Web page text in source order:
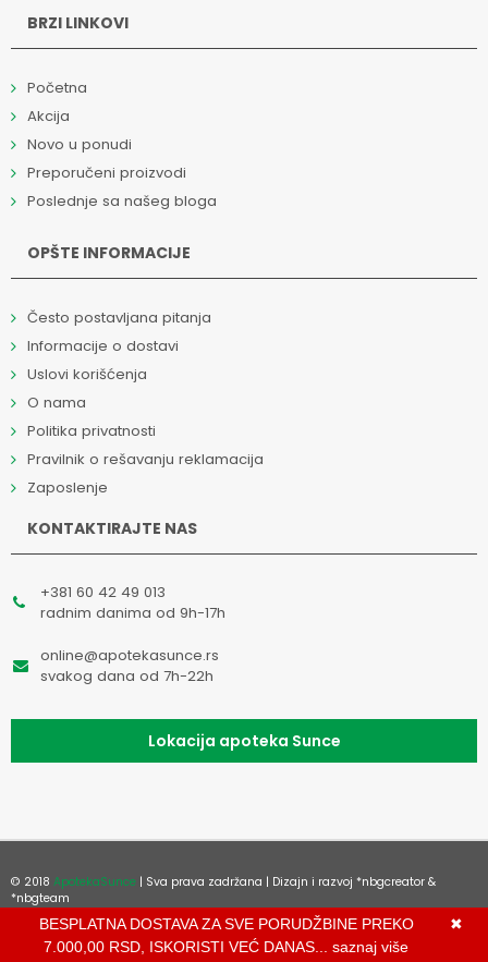
BRZI LINKOVI
Početna
Akcija
Novo u ponudi
Preporučeni proizvodi
Poslednje sa našeg bloga
OPŠTE INFORMACIJE
Često postavljana pitanja
Informacije o dostavi
Uslovi korišćenja
O nama
Politika privatnosti
Pravilnik o rešavanju reklamacija
Zaposlenje
KONTAKTIRAJTE NAS
+381 60 42 49 013
radnim danima od 9h-17h
online@apotekasunce.rs
svakog dana od 7h-22h
Lokacija apoteka Sunce
© 2018 ApotekaSunce | Sva prava zadržana | Dizajn i razvoj *nbgcreator &
*nbgteam
Izdrada Internet prodavnice,Izrada sajta,Izrada mobilnih aplikacijaiSEO
optimizacija sajta
✖
BESPLATNA DOSTAVA ZA SVE PORUDŽBINE PREKO
7.000,00 RSD, ISKORISTI VEĆ DANAS... saznaj više